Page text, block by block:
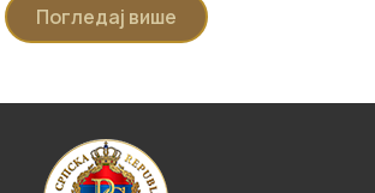
Погледај више